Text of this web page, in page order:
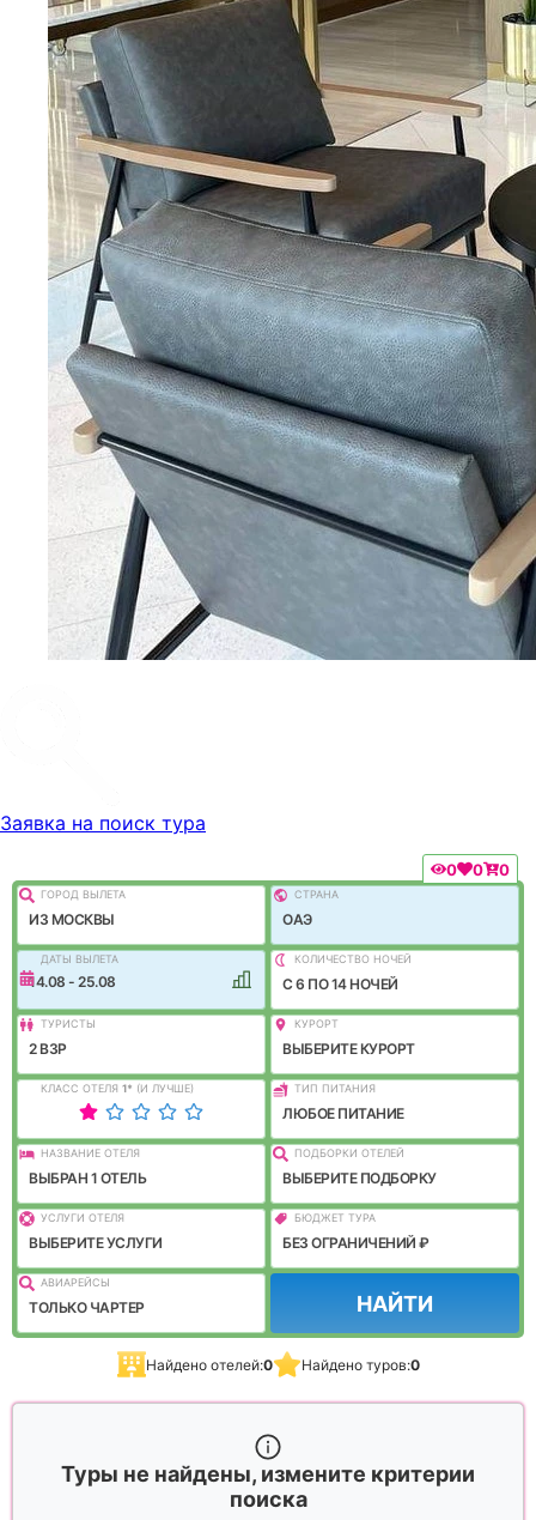
Заявка на поиск тура
0 0 0
ГОРОД ВЫЛEТА
ИЗ МОСКВЫ
СТРАНА
ОАЭ
ДАТЫ ВЫЛЕТА
14.08 - 25.08
КОЛИЧЕСТВО НОЧЕЙ
C 6 ПО 14 НОЧЕЙ
ТУРИСТЫ
2 ВЗР
КУРОРТ
ВЫБЕРИТЕ КУРОРТ
КЛАСС ОТЕЛЯ 1* (И ЛУЧШЕ) ТИП ПИТАНИЯ
ЛЮБОЕ ПИТАНИЕ
НАЗВАНИЕ ОТЕЛЯ
ВЫБРАН 1 ОТЕЛЬ
ПОДБОРКИ ОТЕЛЕЙ
ВЫБЕРИТЕ ПОДБОРКУ
УСЛУГИ ОТЕЛЯ
ВЫБЕРИТЕ УСЛУГИ
БЮДЖЕТ ТУРА
БЕЗ ОГРАНИЧЕНИЙ ₽
АВИАРЕЙСЫ
ТОЛЬКО ЧАРТЕР НАЙТИ
Найдено отелей:0 Найдено туров:0
Туры не найдены, измените критерии
поиска